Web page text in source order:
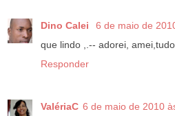
Dino Calei
6 de maio de
que lindo ,.-- adorei,
Responder
ValériaC 6 de maio de 2010